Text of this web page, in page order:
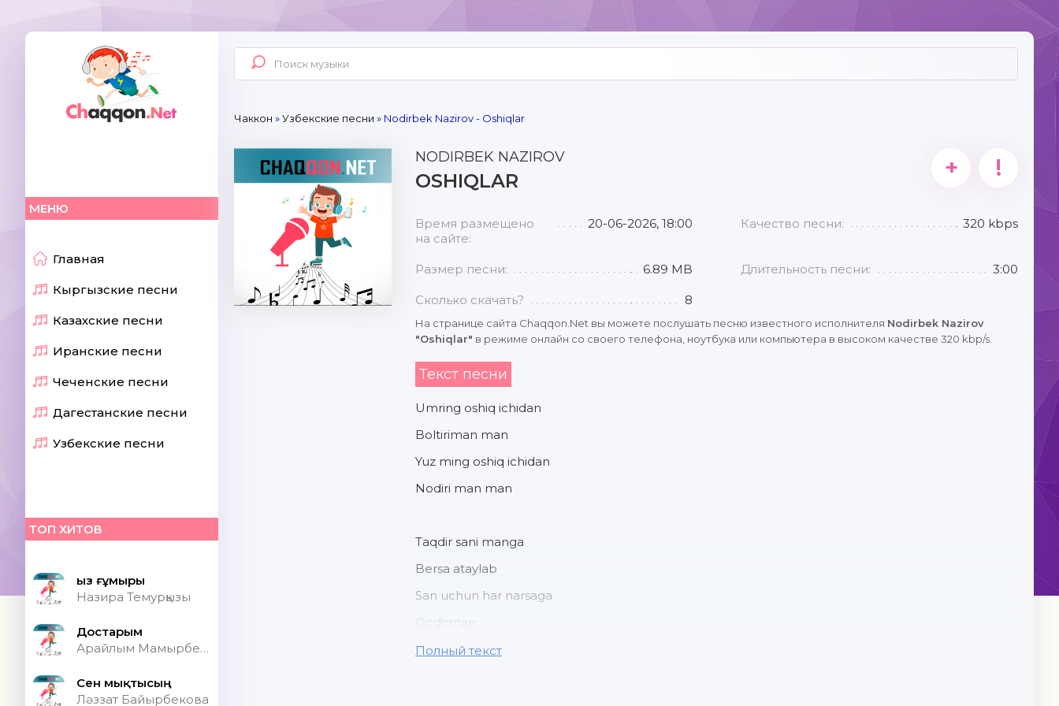
МЕНЮ
Главная
Кыргызские песни
Казахские песни
Иранские песни
Чеченские песни
Дагестанские песни
Узбекские песни
ТОП ХИТОВ
Қыз ғұмыры
Назира Темурқызы
Достарым
Арайлым Мамырбекқызы
Сен мықтысың
Ләззат Байырбекова
Чаккон »Узбекские песни » Nodirbek Nazirov - Oshiqlar
NODIRBEK NAZIROV
OSHIQLAR + !
Время размещено
на сайте:
20-06-2026, 18:00 Качество песни: 320 kbps
Размер песни: 6.89 MB Длительность песни: 3:00
Сколько скачать? 8
На странице сайта Chaqqon.Net вы можете послушать песню известного исполнителя Nodirbek Nazirov
"Oshiqlar" в режиме онлайн со своего телефона, ноутбука или компьютера в высоком качестве 320 kbp/s.
Текст песни
Umring oshiq ichidan
Boltiriman man
Yuz ming oshiq ichidan
Nodiri man man
Taqdir sani manga
Bersa ataylab
San uchun har narsaga
Qodirman
Полный текст